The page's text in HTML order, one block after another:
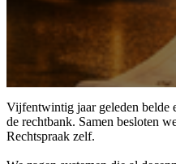
Vijfentwintig jaar geleden belde
de rechtbank. Samen besloten
Rechtspraak zelf.